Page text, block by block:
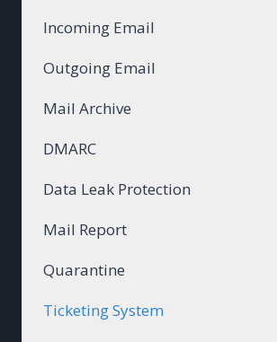
Incoming Email
Outgoing Email
Mail Archive
DMARC
Data Leak Protection
Mail Report
Quarantine
Ticketing System